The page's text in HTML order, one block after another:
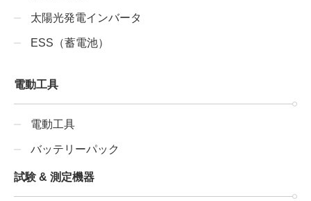
太陽光発電インバータ
ESS（蓄電池）
電動工具
電動工具
バッテリーパック
試験 & 測定機器